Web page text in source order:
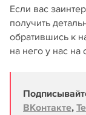
Если вас
получить
обратившись к
на него у нас на
ВКонтакте,